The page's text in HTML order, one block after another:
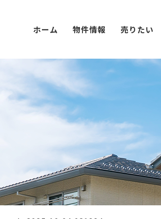
ホーム 物件情報 売りたい